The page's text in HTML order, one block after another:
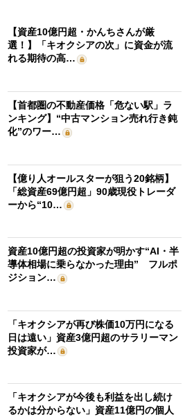
【資産10億円超・かんちさんが厳
選！】「キオクシアの次」に資金が流
れる期待の高…
【首都圏の不動産価格「危ない駅」ラ
ンキング】“中古マンション売れ行き鈍
化”のワー…
【億り人オールスターが狙う20銘柄】
「総資産69億円超」90歳現役トレーダ
ーから“10…
資産10億円超の投資家が明かす“AI・半
導体相場に乗らなかった理由” フルポ
ジション…
「キオクシアが再び株価10万円になる
日は遠い」資産3億円超のサラリーマン
投資家が…
「キオクシアが今後も利益を出し続け
るかは分からない」資産11億円の個人